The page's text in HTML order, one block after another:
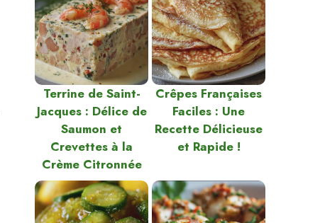
Terrine de Saint-
Jacques : Délice de
Saumon et
Crevettes à la
Crème Citronnée
Crêpes Françaises
Faciles : Une
Recette Délicieuse
et Rapide !